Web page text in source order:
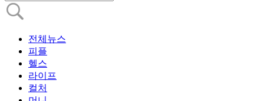
전체뉴스
피플
헬스
라이프
컬처